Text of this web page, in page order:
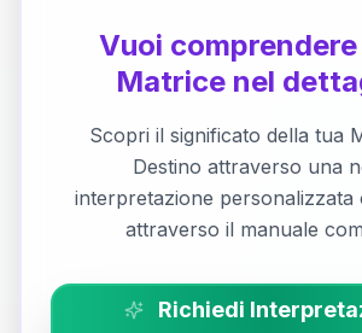
Vuoi
Matrice nel
Scopri il significato della tua
Destino attraverso una
interpretazione personalizzata
attraverso il manuale
Richiedi